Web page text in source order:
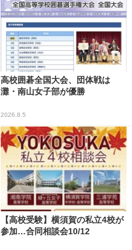
高校囲碁全国大会、団体戦は
灘・南山女子部が優勝
2026.8.5
【高校受験】横須賀の私立4校が
参加…合同相談会10/12